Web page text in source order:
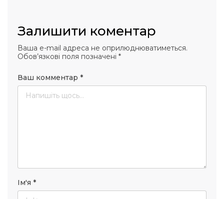
Залишити коментар
Ваша e-mail адреса не оприлюднюватиметься.
Обов’язкові поля позначені *
Ваш комментар *
Ім'я *